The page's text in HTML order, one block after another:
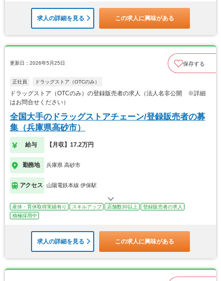
求人の詳細を見る この求人に興味がある
更新日：2026年5月25日 保存する
正社員 ドラッグストア（OTCのみ）
ドラッグストア（OTCのみ）の登録販売者の求人（法人名非公開 ※詳細
はお問合せください）
全国大手のドラッグストアチェーン/登録販売者の募
集（兵庫県高砂市）
給与 【月収】17.2万円
勤務地 兵庫県 高砂市
アクセス 山陽電鉄本線 伊保駅
産休・育休取得実績有り スキルアップ 店舗数30以上
登録販売者の求人
積極採用中
求人の詳細を見る この求人に興味がある